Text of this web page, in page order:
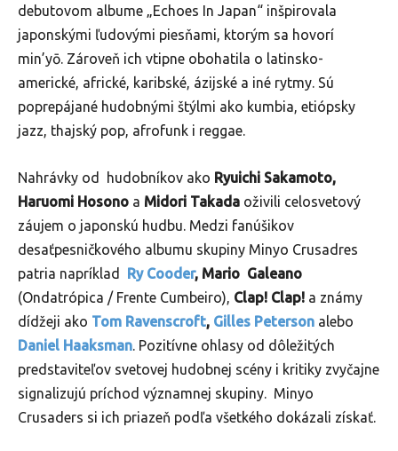
debutovom albume „Echoes In Japan“ inšpirovala
japonskými ľudovými piesňami, ktorým sa hovorí
min’yō. Zároveň ich vtipne obohatila o latinsko-
americké, africké, karibské, ázijské a iné rytmy. Sú
poprepájané hudobnými štýlmi ako kumbia, etiópsky
jazz, thajský pop, afrofunk i reggae.
Nahrávky od hudobníkov ako Ryuichi Sakamoto,
Haruomi Hosono a Midori Takada oživili celosvetový
záujem o japonskú hudbu. Medzi fanúšikov
desaťpesničkového albumu skupiny Minyo Crusadres
patria napríklad
Ry Cooder, Mario Galeano
(Ondatrópica / Frente Cumbeiro), Clap! Clap! a známy
dídžeji ako Tom Ravenscroft, Gilles Peterson alebo
Daniel Haaksman. Pozitívne ohlasy od dôležitých
predstaviteľov svetovej hudobnej scény i kritiky zvyčajne
signalizujú príchod významnej skupiny. Minyo
Crusaders si ich priazeň podľa všetkého dokázali získať.